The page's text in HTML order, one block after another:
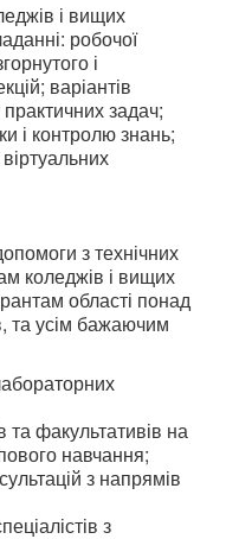
і вищих
робочої
і
варіантів
задач;
і контролю знань;
з технічних
коледжів і вищих
області понад
та усім бажаючим
та факультативів на
навчання;
з напрямів
з